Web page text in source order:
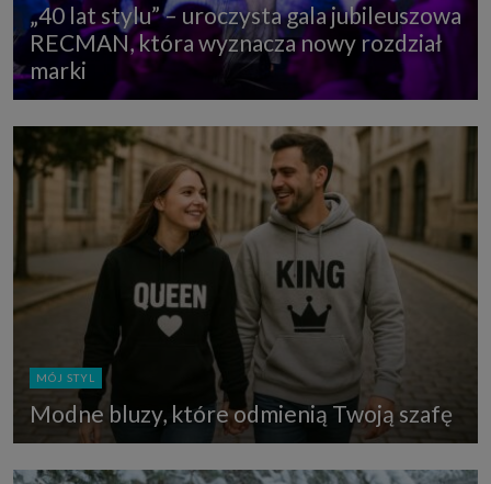
„40 lat stylu” – uroczysta gala jubileuszowa
RECMAN, która wyznacza nowy rozdział
marki
MÓJ STYL
Modne bluzy, które odmienią Twoją szafę